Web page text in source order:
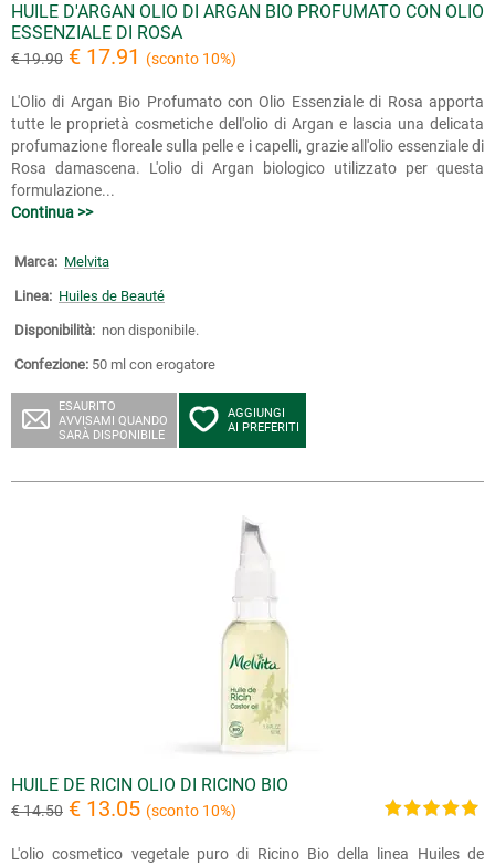
HUILE D'ARGAN OLIO DI ARGAN BIO PROFUMATO CON OLIO
ESSENZIALE DI ROSA
€ 19.90 € 17.91 (sconto 10%)
L'Olio di Argan Bio Profumato con Olio Essenziale di Rosa apporta
tutte le proprietà cosmetiche dell'olio di Argan e lascia una delicata
profumazione floreale sulla pelle e i capelli, grazie all'olio essenziale di
Rosa damascena. L'olio di Argan biologico utilizzato per questa
formulazione...
Continua >>
Marca: Melvita
Linea: Huiles de Beauté
Disponibilità: non disponibile.
Confezione: 50 ml con erogatore
ESAURITO
AVVISAMI QUANDO
SARÀ DISPONIBILE
AGGIUNGI
AI PREFERITI
HUILE DE RICIN OLIO DI RICINO BIO
€ 14.50 € 13.05 (sconto 10%)
L'olio cosmetico vegetale puro di Ricino Bio della linea Huiles de